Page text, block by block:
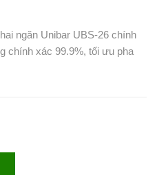
ngăn Unibar UBS-26 chính
chính xác 99.9%, tối ưu pha